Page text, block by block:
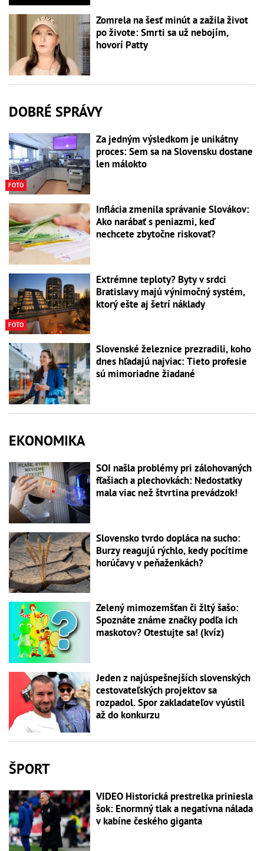
Zomrela na šesť minút a zažila život
po živote: Smrti sa už nebojím,
hovorí Patty
DOBRÉ SPRÁVY
FOTO
Za jedným výsledkom je unikátny
proces: Sem sa na Slovensku dostane
len málokto
Inflácia zmenila správanie Slovákov:
Ako narábať s peniazmi, keď
nechcete zbytočne riskovať?
FOTO
Extrémne teploty? Byty v srdci
Bratislavy majú výnimočný systém,
ktorý ešte aj šetrí náklady
Slovenské železnice prezradili, koho
dnes hľadajú najviac: Tieto profesie
sú mimoriadne žiadané
EKONOMIKA
SOI našla problémy pri zálohovaných
fľašiach a plechovkách: Nedostatky
mala viac než štvrtina prevádzok!
Slovensko tvrdo dopláca na sucho:
Burzy reagujú rýchlo, kedy pocítime
horúčavy v peňaženkách?
Zelený mimozemšťan či žltý šašo:
Spoznáte známe značky podľa ich
maskotov? Otestujte sa! (kvíz)
Jeden z najúspešnejších slovenských
cestovateľských projektov sa
rozpadol. Spor zakladateľov vyústil
až do konkurzu
ŠPORT
VIDEO Historická prestrelka priniesla
šok: Enormný tlak a negatívna nálada
v kabíne českého giganta